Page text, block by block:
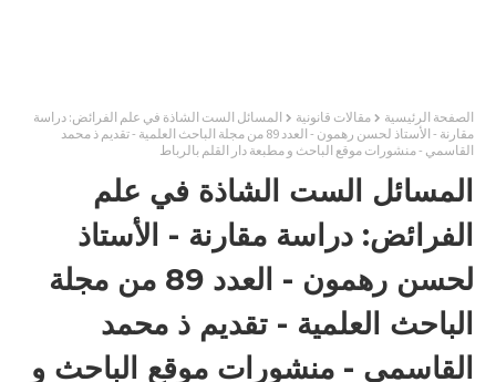
الصفحة الرئيسية مقالات قانونية
المسائل الست الشاذة في علم الفرائض: دراسة
مقارنة - الأستاذ لحسن رهمون - العدد 89 من مجلة الباحث العلمية - تقديم ذ محمد
القاسمي - منشورات موقع الباحث و مطبعة دار القلم بالرباط
المسائل الست الشاذة في علم
الفرائض: دراسة مقارنة - الأستاذ
لحسن رهمون - العدد 89 من مجلة
الباحث العلمية - تقديم ذ محمد
القاسمي - منشورات موقع الباحث و